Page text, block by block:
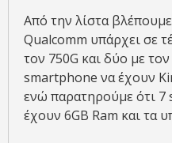
Από την λίστα
Qualcomm υπάρχει σε
τον 750G και δύο με
smartphone να έχουν
ενώ παρατηρούμε ότι 7
έχουν 6GB Ram και τα